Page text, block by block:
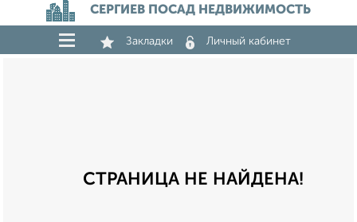
СЕРГИЕВ ПОСАД НЕДВИЖИМОСТЬ
Закладки Личный кабинет
СТРАНИЦА НЕ НАЙДЕНА!